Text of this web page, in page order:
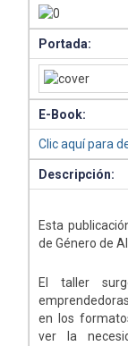
Portada:
E-Book:
Clic aquí para
Descripción:
Esta
de Género de
El taller
en los
ver la